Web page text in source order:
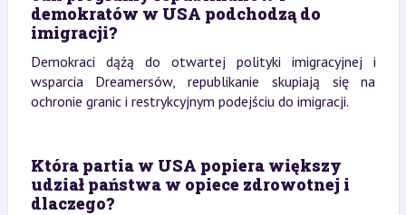
demokratów w USA podchodzą do
imigracji?
Demokraci dążą do otwartej polityki imigracyjnej i
wsparcia Dreamersów, republikanie skupiają się na
ochronie granic i restrykcyjnym podejściu do imigracji.
Która partia w USA popiera większy
udział państwa w opiece zdrowotnej i
dlaczego?